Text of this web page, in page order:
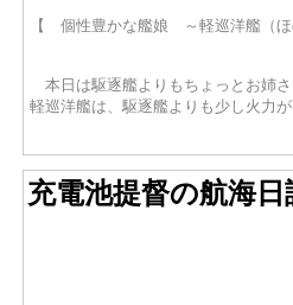
【 個性豊かな艦娘 ～軽巡洋艦（
本日は駆逐艦よりもちょっとお姉
軽巡洋艦は、駆逐艦よりも少し火力
充電池提督の航海日